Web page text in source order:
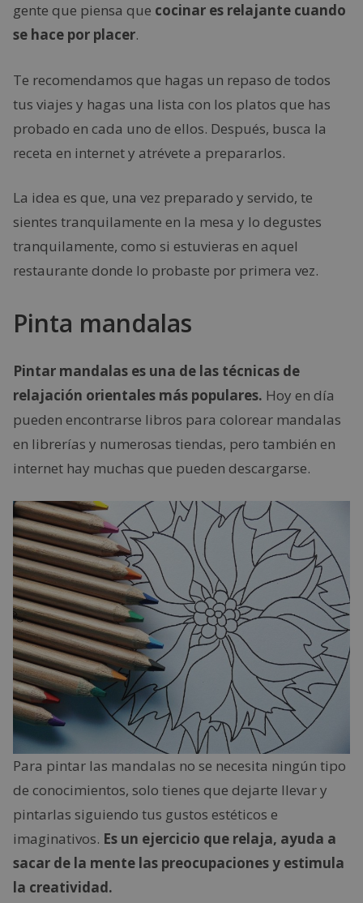
gente que piensa que cocinar es relajante cuando
se hace por placer.
Te recomendamos que hagas un repaso de todos
tus viajes y hagas una lista con los platos que has
probado en cada uno de ellos. Después, busca la
receta en internet y atrévete a prepararlos.
La idea es que, una vez preparado y servido, te
sientes tranquilamente en la mesa y lo degustes
tranquilamente, como si estuvieras en aquel
restaurante donde lo probaste por primera vez.
Pinta mandalas
Pintar mandalas es una de las técnicas de
relajación orientales más populares. Hoy en día
pueden encontrarse libros para colorear mandalas
en librerías y numerosas tiendas, pero también en
internet hay muchas que pueden descargarse.
Para pintar las mandalas no se necesita ningún tipo
de conocimientos, solo tienes que dejarte llevar y
pintarlas siguiendo tus gustos estéticos e
imaginativos. Es un ejercicio que relaja, ayuda a
sacar de la mente las preocupaciones y estimula
la creatividad.